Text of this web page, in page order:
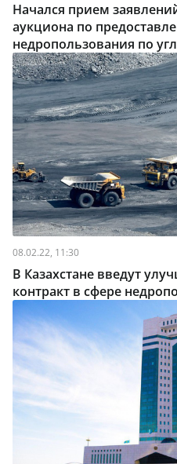
Начался прием
аукциона по предоставлению права
08.02.22, 11:30
В Казахстане введут
контракт в сфере